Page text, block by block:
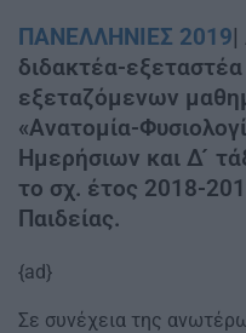
ΠΑΝΕΛΛΗΝΙΕΣ 2019
διδακτέα-
εξεταζόμενων
«Ανατομία-
Ημερήσιων και Δ
το σχ. έτος 2018-
Παιδείας.
{ad}
Σε συνέχεια της